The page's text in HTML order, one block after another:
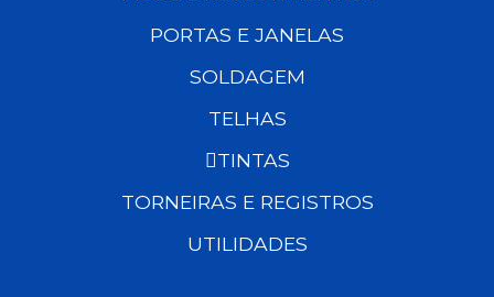
PORTAS E JANELAS
SOLDAGEM
TELHAS
TINTAS
TORNEIRAS E REGISTROS
UTILIDADES